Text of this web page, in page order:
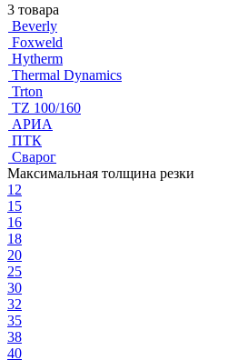
3 товара
Beverly
Foxweld
Hytherm
Thermal Dynamics
Trton
TZ 100/160
АРИА
ПТК
Сварог
Максимальная толщина резки
12
15
16
18
20
25
30
32
35
38
40